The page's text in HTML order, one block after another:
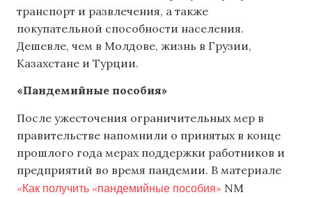
транспорт и развлечения, а также
покупательной способности населения.
Дешевле, чем в Молдове, жизнь в Грузии,
Казахстане и Турции.
«Пандемийные пособия»
После ужесточения ограничительных мер в
правительстве напомнили о принятых в конце
прошлого года мерах поддержки работников и
предприятий во время пандемии. В материале
«Как получить «пандемийные пособия» NM